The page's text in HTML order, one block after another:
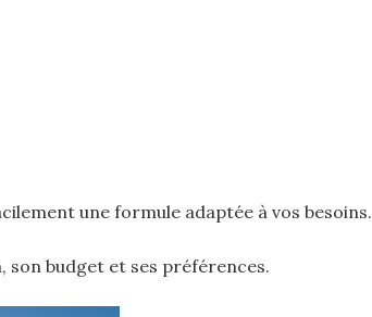
une formule adaptée à vos besoins.
son budget et ses préférences.